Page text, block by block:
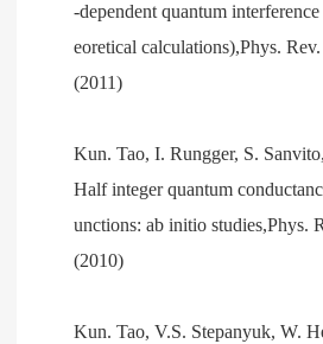
-dependent quantum
eoretical calculations),Phys.
(2011)
Kun. Tao, I. Rungger, S.
Half integer quantum
unctions: ab initio studies,Phys.
(2010)
Kun. Tao, V.S. Stepanyuk, W.